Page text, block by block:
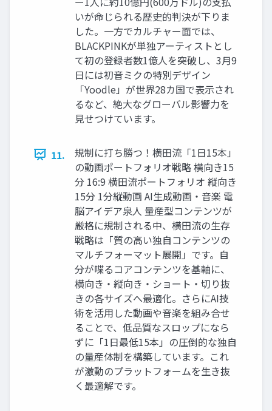
いが命じられる歴史的判決が下りま
した。一方でカルチャー面では、
BLACKPINKが単独アーティストとし
て初の登録者数1億人を突破し、3月9
日には初音ミクの特別デザイン
「Yoodle」が世界28カ国で表示され
るなど、絶大なグローバル影響力を
見せつけています。
11.
規制に打ち勝つ！横田流「1日15本」
の動画ポートフォリオ戦略 横向き15
分 16:9 横田流ポートフォリオ 縦向き
15分 1分縦動画 AI生成動画・音楽 電
脳アイデア泉人 量産型コンテンツが
厳格に規制される中、横田流の生存
戦略は「質の高い独自コンテンツの
マルチフォーマット展開」です。自
分が喋るコアコンテンツを基軸に、
横向き・縦向き・ショート・切り抜
きの各サイズへ最適化。さらにAI技
術を活用した動画や音楽を組み合せ
ることで、低品質なスロップになら
ずに「1日最低15本」の圧倒的な独自
の量産体制を構築しています。これ
が激動のプラットフォームを生き抜
く最適解です。